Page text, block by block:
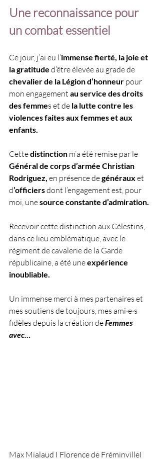
Une reconnaissance pour
un combat essentiel
Ce jour, j’ai eu l’immense fierté, la joie et
la gratitude d’être élevée au grade de
chevalier de la Légion d’honneur pour
mon engagement au service des droits
des femmes et de la lutte contre les
violences faites aux femmes et aux
enfants.
Cette distinction m’a été remise par le
Général de corps d’armée Christian
Rodriguez, en présence de généraux et
d’officiers dont l’engagement est, pour
moi, une source constante d’admiration.
Recevoir cette distinction aux Célestins,
dans ce lieu emblématique, avec le
régiment de cavalerie de la Garde
républicaine, a été une expérience
inoubliable.
Un immense merci à mes partenaires et
mes soutiens de toujours, mes ami·e·s
fidèles depuis la création de Femmes
avec…
Max Mialaud I Florence de FréminvilleI